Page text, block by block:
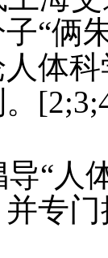
“俩
体
“人
专